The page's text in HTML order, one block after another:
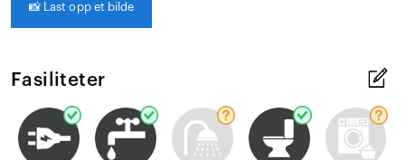
📸 Last opp et bilde
Fasiliteter